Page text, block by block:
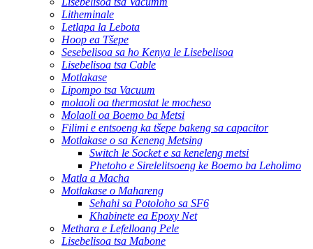
Litheminale
Letlapa la Lebota
Hoop ea Tšepe
Sesebelisoa sa ho Kenya le Lisebelisoa
Lisebelisoa tsa Cable
Motlakase
Lipompo tsa Vacuum
molaoli oa thermostat le mocheso
Molaoli oa Boemo ba Metsi
Filimi e entsoeng ka tšepe bakeng sa capacitor
Motlakase o sa Keneng Metsing
Switch le Socket e sa keneleng metsi
Phetoho e Sirelelitsoeng ke Boemo ba Leholimo
Matla a Macha
Motlakase o Mahareng
Sehahi sa Potoloho sa SF6
Khabinete ea Epoxy Net
Methara e Lefelloang Pele
Lisebelisoa tsa Mabone